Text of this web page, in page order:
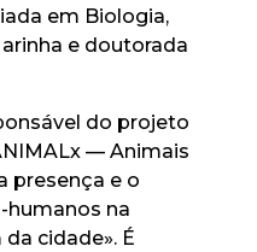
em Biologia,
e doutorada
do projeto
— Animais
presença e o
humanos na
cidade». É